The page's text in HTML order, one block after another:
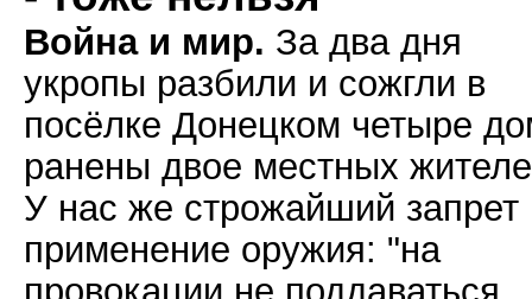
Война и мир. За два дня
укропы разбили и сожгли в
посёлке Донецком четыре
ранены двое местных
У нас же строжайший запрет
применение оружия: "на
провокации не поддаваться,